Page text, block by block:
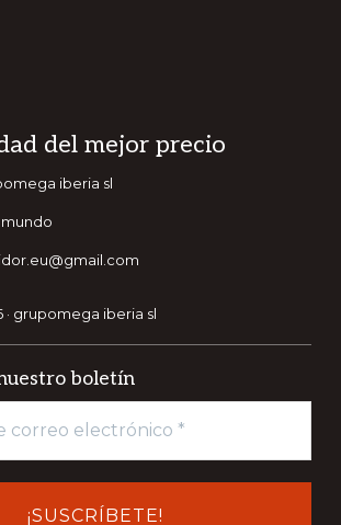
del mejor precio
iberia sl
mundo
grupomega iberia sl
boletín